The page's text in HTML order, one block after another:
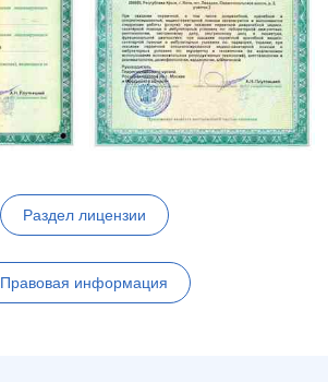
Раздел лицензии
Правовая информация